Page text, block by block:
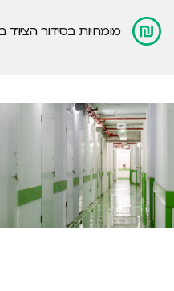
מומחיות בסידור הציוד